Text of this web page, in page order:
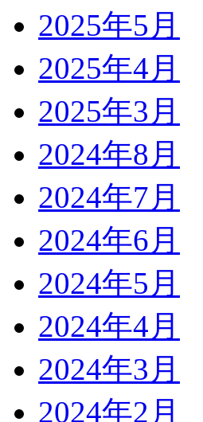
2025年5月
2025年4月
2025年3月
2024年8月
2024年7月
2024年6月
2024年5月
2024年4月
2024年3月
2024年2月